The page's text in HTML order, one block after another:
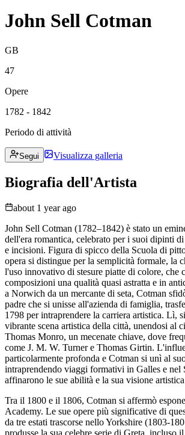
John Sell Cotman
GB
47
Opere
1782 - 1842
Periodo di attività
Segui Visualizza galleria
Biografia dell'Artista
about 1 year ago
John Sell Cotman (1782–1842) è stato un
dell'era romantica, celebrato per i suoi dipinti
e incisioni. Figura di spicco della Scuola di
opera si distingue per la semplicità formale, la
l'uso innovativo di stesure piatte di colore, che
composizioni una qualità quasi astratta e in
a Norwich da un mercante di seta, Cotman
padre che si unisse all'azienda di famiglia,
1798 per intraprendere la carriera artistica. Lì,
vibrante scena artistica della città, unendosi al
Thomas Monro, un mecenate chiave, dove
come J. M. W. Turner e Thomas Girtin.
particolarmente profonda e Cotman si unì al
intraprendendo viaggi formativi in Galles e nel
affinarono le sue abilità e la sua visione
Tra il 1800 e il 1806, Cotman si affermò
Academy. Le sue opere più significative di
da tre estati trascorse nello Yorkshire (1803-
produsse la sua celebre serie di Greta, incluso